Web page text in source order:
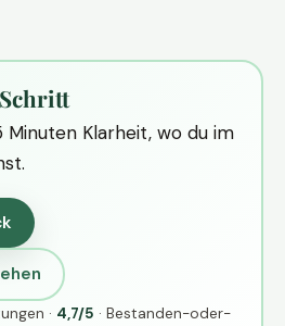
Klarheit, wo du im
· 4,7/5 · Bestanden-oder-